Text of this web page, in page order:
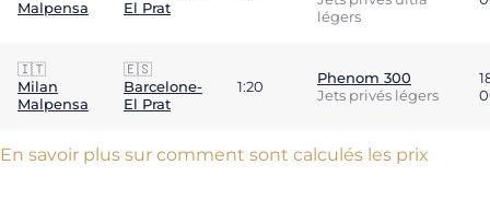
Malpensa
El Prat
légers
🇮🇹
Milan
Malpensa
🇪🇸
Barcelone-
El Prat
1:20
Phenom 300
Jets privés légers
En savoir plus sur comment sont calculés les prix